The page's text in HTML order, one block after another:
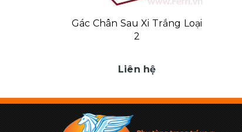
Gác Chân Sau Xi Trắng Loại
2
Liên hệ